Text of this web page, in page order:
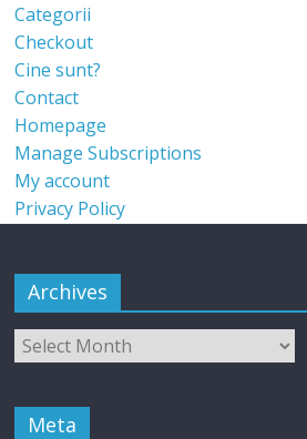
Categorii
Checkout
Cine sunt?
Contact
Homepage
Manage Subscriptions
My account
Privacy Policy
Archives
Meta